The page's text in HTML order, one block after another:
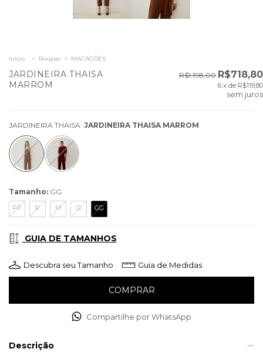
Início > Roupas > MACACÕES
JARDINEIRA THAISA
MARROM
R$1.198,00 R$718,80
6 x de R$119,80
sem juros
JARDINEIRA THAISA: JARDINEIRA THAISA MARROM
Tamanho: GG
PP P M G GG
GUIA DE TAMANHOS
Descubra seu Tamanho Guia de Medidas
Compartilhe por WhatsApp
Descrição